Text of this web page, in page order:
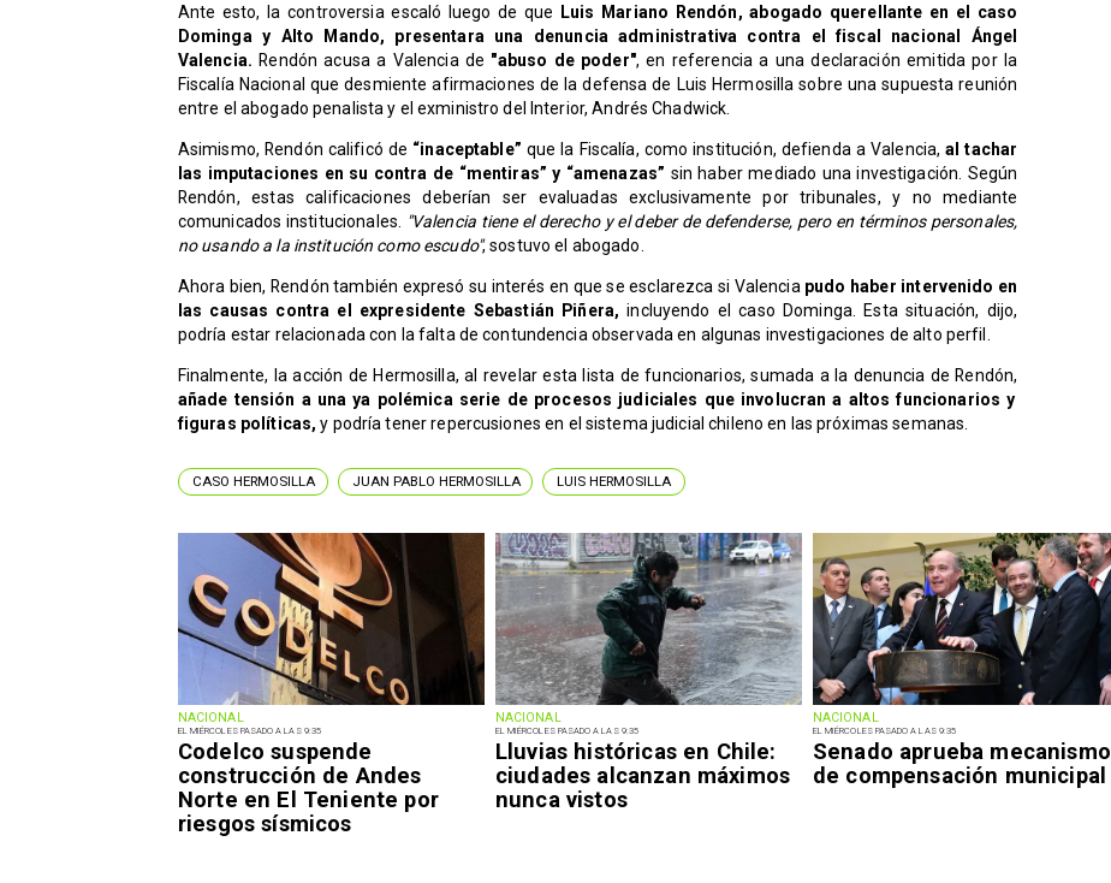
NACIONAL
EL MIÉRCOLES PASADO A LAS 9:35
Codelco suspende
construcción de Andes
Norte en El Teniente por
riesgos sísmicos
NACIONAL
EL MIÉRCOLES PASADO A LAS 9:35
Lluvias históricas en Chile:
ciudades alcanzan máximos
nunca vistos
NACIONAL
EL MIÉRCOLES PASADO A LAS 9:35
Senado aprueba mecanismo
de compensación municipal
Ante esto, la controversia escaló luego de que
Luis Mariano Rendón, abogado querellante en el caso
Dominga y Alto Mando, presentara una denuncia administrativa contra el fiscal nacional Ángel
Valencia. Rendón acusa a Valencia de "abuso de poder", en referencia a una declaración emitida por la
Fiscalía Nacional que desmiente afirmaciones de la defensa de Luis Hermosilla sobre una supuesta reunión
entre el abogado penalista y el exministro del Interior, Andrés Chadwick.
Asimismo, Rendón calificó de “inaceptable” que la Fiscalía, como institución, defienda a Valencia,al tachar
las imputaciones en su contra de “mentiras” y “amenazas” sin haber mediado una investigación. Según
Rendón, estas calificaciones deberían ser evaluadas exclusivamente por tribunales, y no mediante
comunicados institucionales.
"Valencia tiene el derecho y el deber de defenderse, pero en términos personales,
no usando a la institución como escudo", sostuvo el abogado.
Ahora bien, Rendón también expresó su interés en que se esclarezca si Valencia pudo haber intervenido en
las causas contra el expresidente Sebastián Piñera, incluyendo el caso Dominga. Esta situación, dijo,
podría estar relacionada con la falta de contundencia observada en algunas investigaciones de alto perfil.
Finalmente, la acción de Hermosilla, al revelar esta lista de funcionarios, sumada a la denuncia de Rendón,
añade tensión a una ya polémica serie de procesos judiciales que involucran a altos funcionarios y
figuras políticas, y podría tener repercusiones en el sistema judicial chileno en las próximas semanas.
CASO HERMOSILLA JUAN PABLO HERMOSILLA LUIS HERMOSILLA